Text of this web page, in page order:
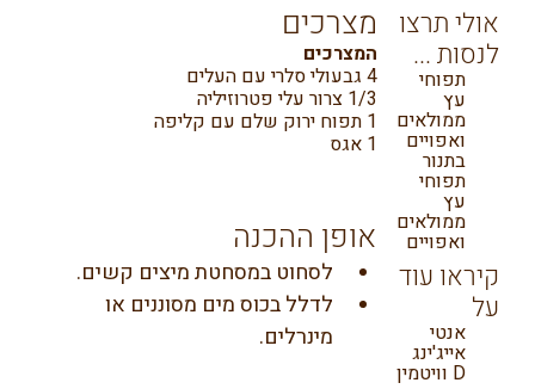
אולי תרצו
לנסות ...
תפוחי
עץ
ממולאים
ואפויים
בתנור
תפוחי
עץ
ממולאים
ואפויים
קיראו עוד
על
אנטי
אייג'ינג
וויטמין D
מצרכים
המצרכים
4 גבעולי סלרי עם העלים
1/3 צרור עלי פטרוזיליה
1 תפוח ירוק שלם עם קליפה
1 אגס
אופן ההכנה
לסחוט במסחטת מיצים קשים.
לדלל בכוס מים מסוננים או
מינרלים.